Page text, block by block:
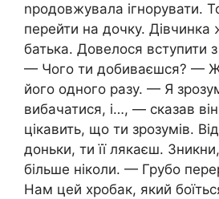
nродовжувала ігнорувати.
перейти на дочку. Дівчинка
батька. Довелося вступити
— Чого ти добиваєшся? —
його одного разу. — Я
вибачатися, і…, — сказав
цікавить, що ти зрозумів.
доньки, ти її лякаєш. Зникни,
більше ніколи. — Грубо
Нам цей хробак, який